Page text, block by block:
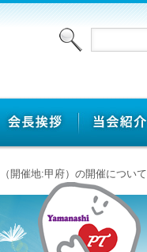
開催地:甲府）の開催について